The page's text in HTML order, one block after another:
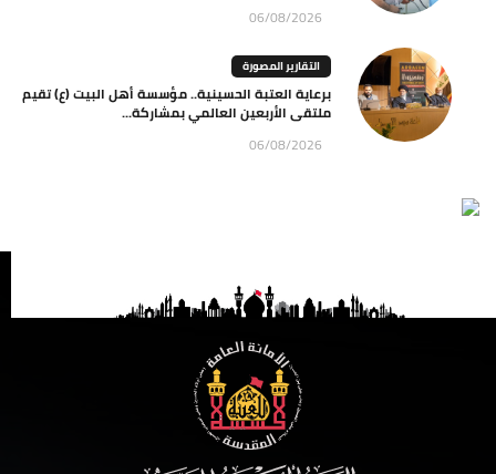
06/08/2026
التقارير المصورة
برعاية العتبة الحسينية.. مؤسسة أهل البيت (ع) تقيم
ملتقى الأربعين العالمي بمشاركة...
06/08/2026